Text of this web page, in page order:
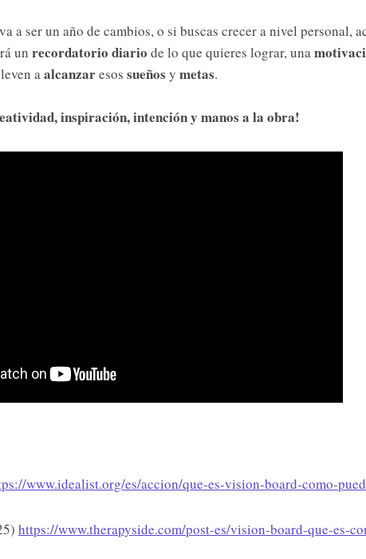
a ser un año de cambios, o si buscas crecer a nivel personal,
un recordatorio diario de lo que quieres lograr, una
aalcanzaresos sueños y metas.
inspiración, intención y manos a la obra!
www.idealist.org/es/accion/que-es-vision-board-como-
https://www.therapyside.com/post-es/vision-board-que-es-